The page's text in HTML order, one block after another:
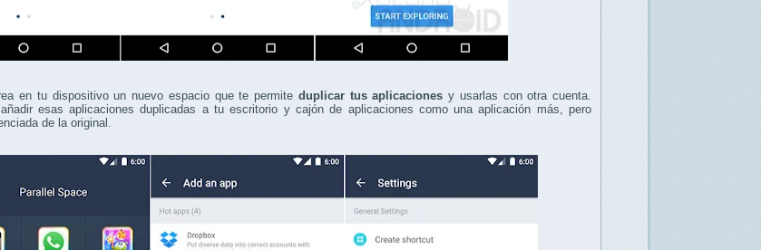
en tu dispositivo un nuevo espacio que te permite duplicar tus aplicaciones y usarlas con otra cuenta.
esas aplicaciones duplicadas a tu escritorio y cajón de aplicaciones como una aplicación más, pero
de la original.